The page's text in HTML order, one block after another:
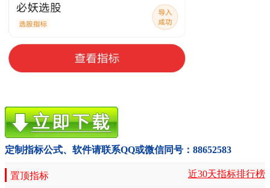
定制指标公式、软件请联系QQ或微信同号：88652583
置顶指标 近30天指标排行榜